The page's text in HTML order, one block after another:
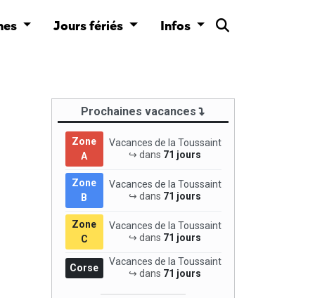
Jours fériés Infos
Prochaines vacances
Zone
A
Vacances de la Toussaint
↪ dans 71 jours
Zone
B
Vacances de la Toussaint
↪ dans 71 jours
Zone
C
Vacances de la Toussaint
↪ dans 71 jours
Corse
Vacances de la Toussaint
↪ dans 71 jours